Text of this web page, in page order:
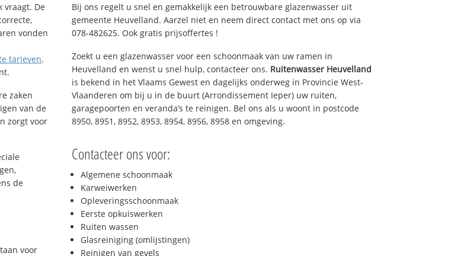
vraagt. De
vonden
tarieven.
zaken
van de
zorgt voor
de
voor
Bij ons regelt u snel en gemakkelijk een betrouwbare glazenwasser uit
gemeente Heuvelland. Aarzel niet en neem direct contact met ons op via
078-482625. Ook gratis prijsoffertes !
Zoekt u een glazenwasser voor een schoonmaak van uw ramen in
Heuvelland en wenst u snel hulp, contacteer ons. Ruitenwasser Heuvelland
is bekend in het Vlaams Gewest en dagelijks onderweg in Provincie West-
Vlaanderen om bij u in de buurt (Arrondissement Ieper) uw ruiten,
garagepoorten en veranda’s te reinigen. Bel ons als u woont in postcode
8950, 8951, 8952, 8953, 8954, 8956, 8958 en omgeving.
Contacteer ons voor:
Algemene schoonmaak
Karweiwerken
Opleveringsschoonmaak
Eerste opkuiswerken
Ruiten wassen
Glasreiniging (omlijstingen)
Reinigen van gevels